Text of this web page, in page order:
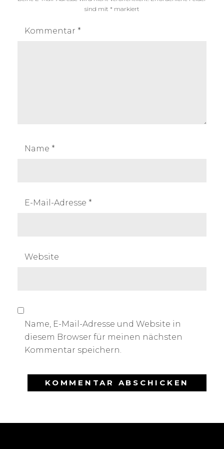
sind mit * markiert
Kommentar *
Name *
E-Mail-Adresse *
Website
Name, E-Mail-Adresse und Website in
diesem Browser für meinen nächsten
Kommentar speichern.